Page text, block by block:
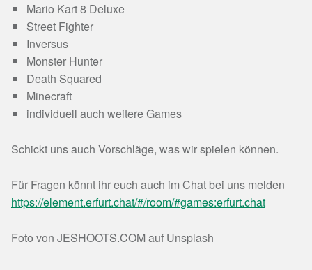
Mario Kart 8 Deluxe
Street Fighter
Inversus
Monster Hunter
Death Squared
Minecraft
individuell auch weitere Games
Schickt uns auch Vorschläge, was wir spielen können.
Für Fragen könnt ihr euch auch im Chat bei uns melden
https://element.erfurt.chat/#/room/#games:erfurt.chat
Foto von JESHOOTS.COM auf Unsplash